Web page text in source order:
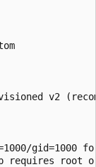
v2
gid=1000
requires root